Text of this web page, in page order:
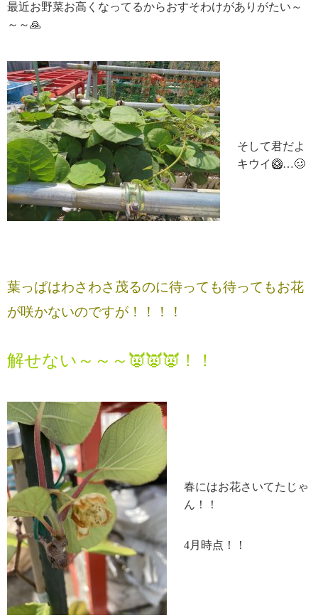
最近お野菜お高くなってるからおすそわけがありがたい～
～～🙏
そして君だよ
キウイ🥝…🥴
葉っぱはわさわさ茂るのに待っても待ってもお花
が咲かないのですが！！！！
解せない～～～👿👿👿！！
春にはお花さいてたじゃ
ん！！
4月時点！！